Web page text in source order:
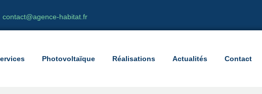
contact@agence-habitat.fr
Photovoltaïque Réalisations Actualités Contact